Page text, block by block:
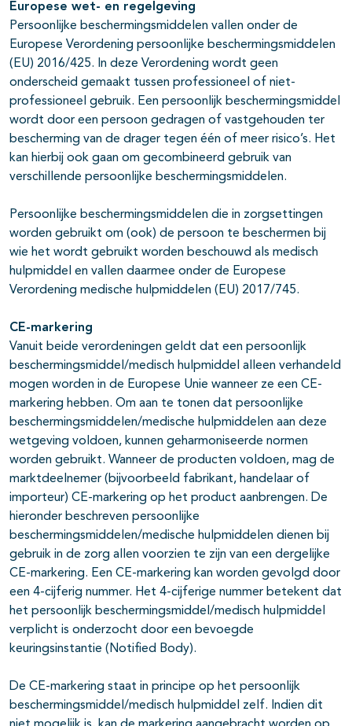
Europese wet- en regelgeving
Persoonlijke beschermingsmiddelen vallen onder de
Europese Verordening persoonlijke beschermingsmiddelen
(EU) 2016/425. In deze Verordening wordt geen
onderscheid gemaakt tussen professioneel of niet-
professioneel gebruik. Een persoonlijk beschermingsmiddel
wordt door een persoon gedragen of vastgehouden ter
bescherming van de drager tegen één of meer risico’s. Het
kan hierbij ook gaan om gecombineerd gebruik van
verschillende persoonlijke beschermingsmiddelen.
Persoonlijke beschermingsmiddelen die in zorgsettingen
worden gebruikt om (ook) de persoon te beschermen bij
wie het wordt gebruikt worden beschouwd als medisch
hulpmiddel en vallen daarmee onder de Europese
Verordening medische hulpmiddelen (EU) 2017/745.
CE-markering
Vanuit beide verordeningen geldt dat een persoonlijk
beschermingsmiddel/medisch hulpmiddel alleen verhandeld
mogen worden in de Europese Unie wanneer ze een CE-
markering hebben. Om aan te tonen dat persoonlijke
beschermingsmiddelen/medische hulpmiddelen aan deze
wetgeving voldoen, kunnen geharmoniseerde normen
worden gebruikt. Wanneer de producten voldoen, mag de
marktdeelnemer (bijvoorbeeld fabrikant, handelaar of
importeur) CE-markering op het product aanbrengen. De
hieronder beschreven persoonlijke
beschermingsmiddelen/medische hulpmiddelen dienen bij
gebruik in de zorg allen voorzien te zijn van een dergelijke
CE-markering. Een CE-markering kan worden gevolgd door
een 4-cijferig nummer. Het 4-cijferige nummer betekent dat
het persoonlijk beschermingsmiddel/medisch hulpmiddel
verplicht is onderzocht door een bevoegde
keuringsinstantie (Notified Body).
De CE-markering staat in principe op het persoonlijk
beschermingsmiddel/medisch hulpmiddel zelf. Indien dit